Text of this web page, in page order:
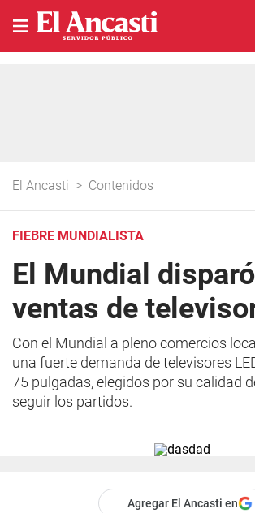
El Ancasti > Contenidos
FIEBRE MUNDIALISTA
El Mundial
ventas de
Con el Mundial a pleno comercios
una fuerte demanda de televisores
75 pulgadas, elegidos por su calidad
seguir los partidos.
Agregar El Ancasti en